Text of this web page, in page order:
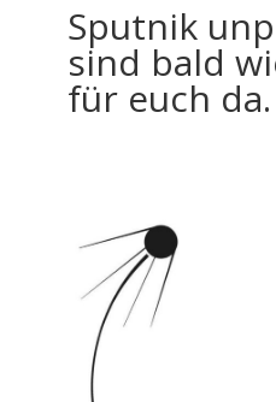
Sputnik
sind bald
für euch da.